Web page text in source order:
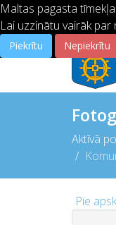
Aktīvā
Pie
Maltas pagasta
Lai uzzinātu vairāk par
Piekrītu Nepiekrītu